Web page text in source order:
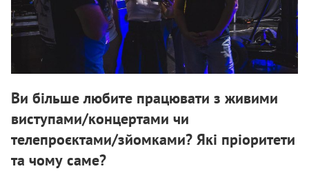
Ви більше любите працювати з живими
виступами/концертами чи
телепроєктами/зйомками? Які пріоритети
та чому саме?